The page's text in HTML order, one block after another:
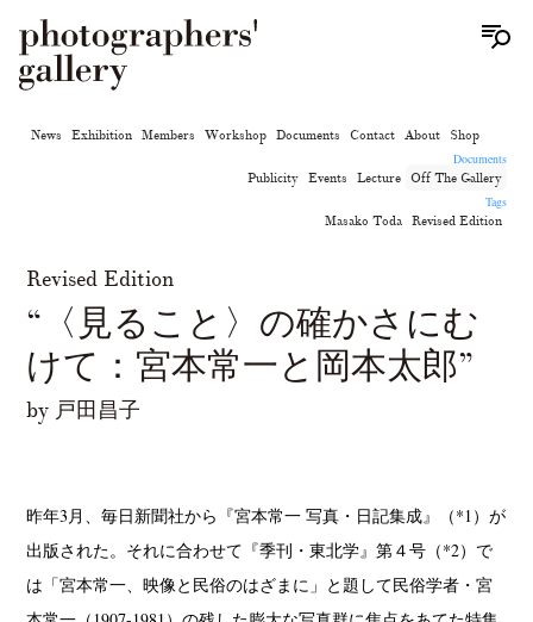
News Exhibition Members Workshop Documents Contact About
Shop
Documents
Publicity Events Lecture Off The Gallery
Tags
Masako Toda Revised Edition
Revised Edition
“〈見ること〉の確かさにむ
けて：宮本常一と岡本太郎”
by 戸田昌子
昨年3月、毎日新聞社から『宮本常一 写真・日記集成』（*1）が
出版された。それに合わせて『季刊・東北学』第４号（*2）で
は「宮本常一、映像と民俗のはざまに」と題して民俗学者・宮